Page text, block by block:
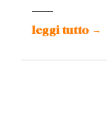
leggi tutto →